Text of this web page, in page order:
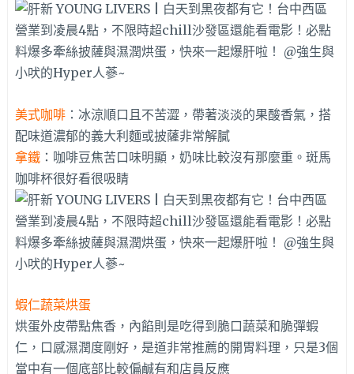
美式咖啡：冰涼順口且不苦澀，帶著淡淡的果酸香氣，搭
配味道濃郁的義大利麵或披薩非常解膩
拿鐵：咖啡豆焦苦口味明顯，奶味比較沒有那麼重。斑馬
咖啡杯很好看很吸睛
蝦仁蔬菜烘蛋
烘蛋外皮帶點焦香，內餡則是吃得到脆口蔬菜和脆彈蝦
仁，口感濕潤度剛好，是道非常推薦的開胃料理，只是3個
當中有一個底部比較偏鹹有和店員反應